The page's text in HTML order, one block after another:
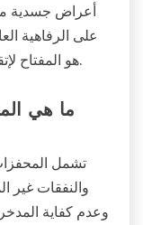
أعراض جسدية
على الرفاهية
هو المفتاح لإتقان القرارات المالية وتعزيز الثقة المالية.
ما هي
تشمل
والنفقات غير
وعدم كفاية